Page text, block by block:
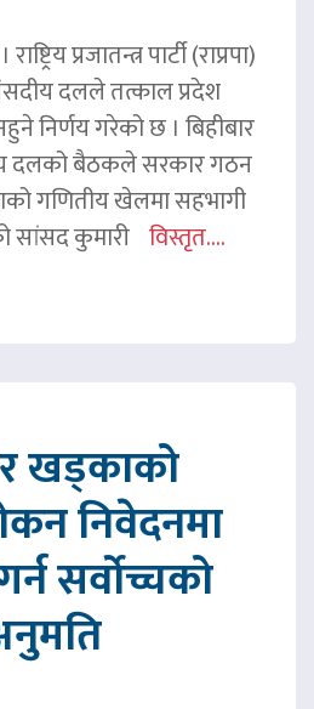
प्रजातन्त्र पार्टी (राप्रपा)
दलले तत्काल प्रदेश
निर्णय गरेको छ । बिहीबार
दलको बैठकले सरकार गठन
गणितीय खेलमा सहभागी
सांसद कुमारी विस्तृत....
खड्काको
निवेदनमा
सर्वोच्चको